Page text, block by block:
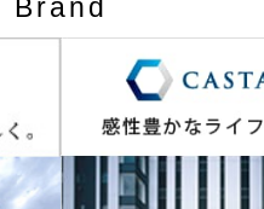
Brand